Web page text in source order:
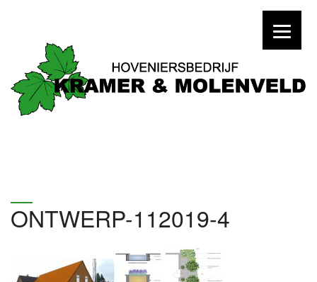
ONTWERP-112019-4